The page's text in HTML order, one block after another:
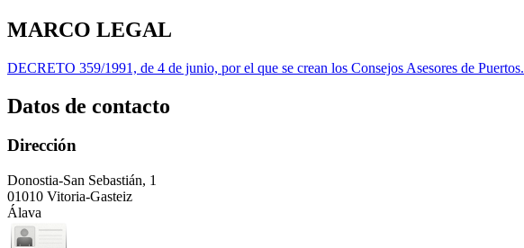
MARCO LEGAL
DECRETO 359/1991, de 4 de junio, por el que se crean los Consejos Asesores de Puertos.
Datos de contacto
Dirección
Donostia-San Sebastián, 1
01010 Vitoria-Gasteiz
Álava